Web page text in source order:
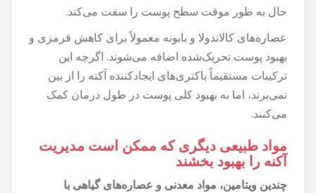
حال به طور موقت سطح پوست را سفت می‌کند.
عصاره‌های کالاندولا و بابونه معمولاً برای کاهش قرمزی و
بهبود پوست تحریک‌شده اضافه می‌شوند. اگرچه این
ترکیبات مستقیماً باکتری‌های ایجادکننده آکنه را از بین
نمی‌برند، اما به بهبود کلی پوست در طول درمان کمک
می‌کنند.
مواد طبیعی دیگری که ممکن است مدیریت
آکنه را بهبود بخشند
چندین ویتامین، مواد معدنی و عصاره‌های گیاهی با